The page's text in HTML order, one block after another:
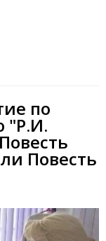
по
"Р.И.
Повесть